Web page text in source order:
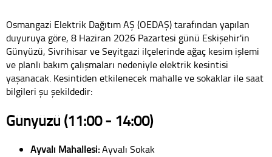
Osmangazi Elektrik Dağıtım AŞ (OEDAŞ) tarafından yapılan
duyuruya göre, 8 Haziran 2026 Pazartesi günü Eskişehir'in
Günyüzü, Sivrihisar ve Seyitgazi ilçelerinde ağaç kesim işlemi
ve planlı bakım çalışmaları nedeniyle elektrik kesintisi
yaşanacak. Kesintiden etkilenecek mahalle ve sokaklar ile saat
bilgileri şu şekildedir:
Günyüzü (11:00 - 14:00)
Ayvalı Mahallesi:Ayvalı Sokak